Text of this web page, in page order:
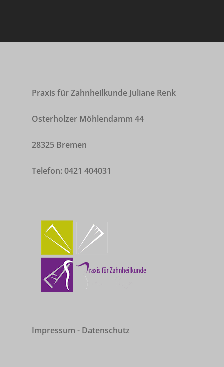
Praxis für Zahnheilkunde Juliane Renk
Osterholzer Möhlendamm 44
28325 Bremen
Telefon: 0421 404031
Impressum - Datenschutz